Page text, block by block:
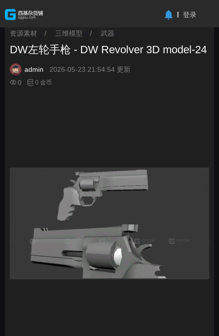
登录
资源素材 / 三维模型 / 武器
DW左轮手枪 - DW Revolver 3D model-24
admin
2026-05-23 21:54:54 更新
0
0 金币